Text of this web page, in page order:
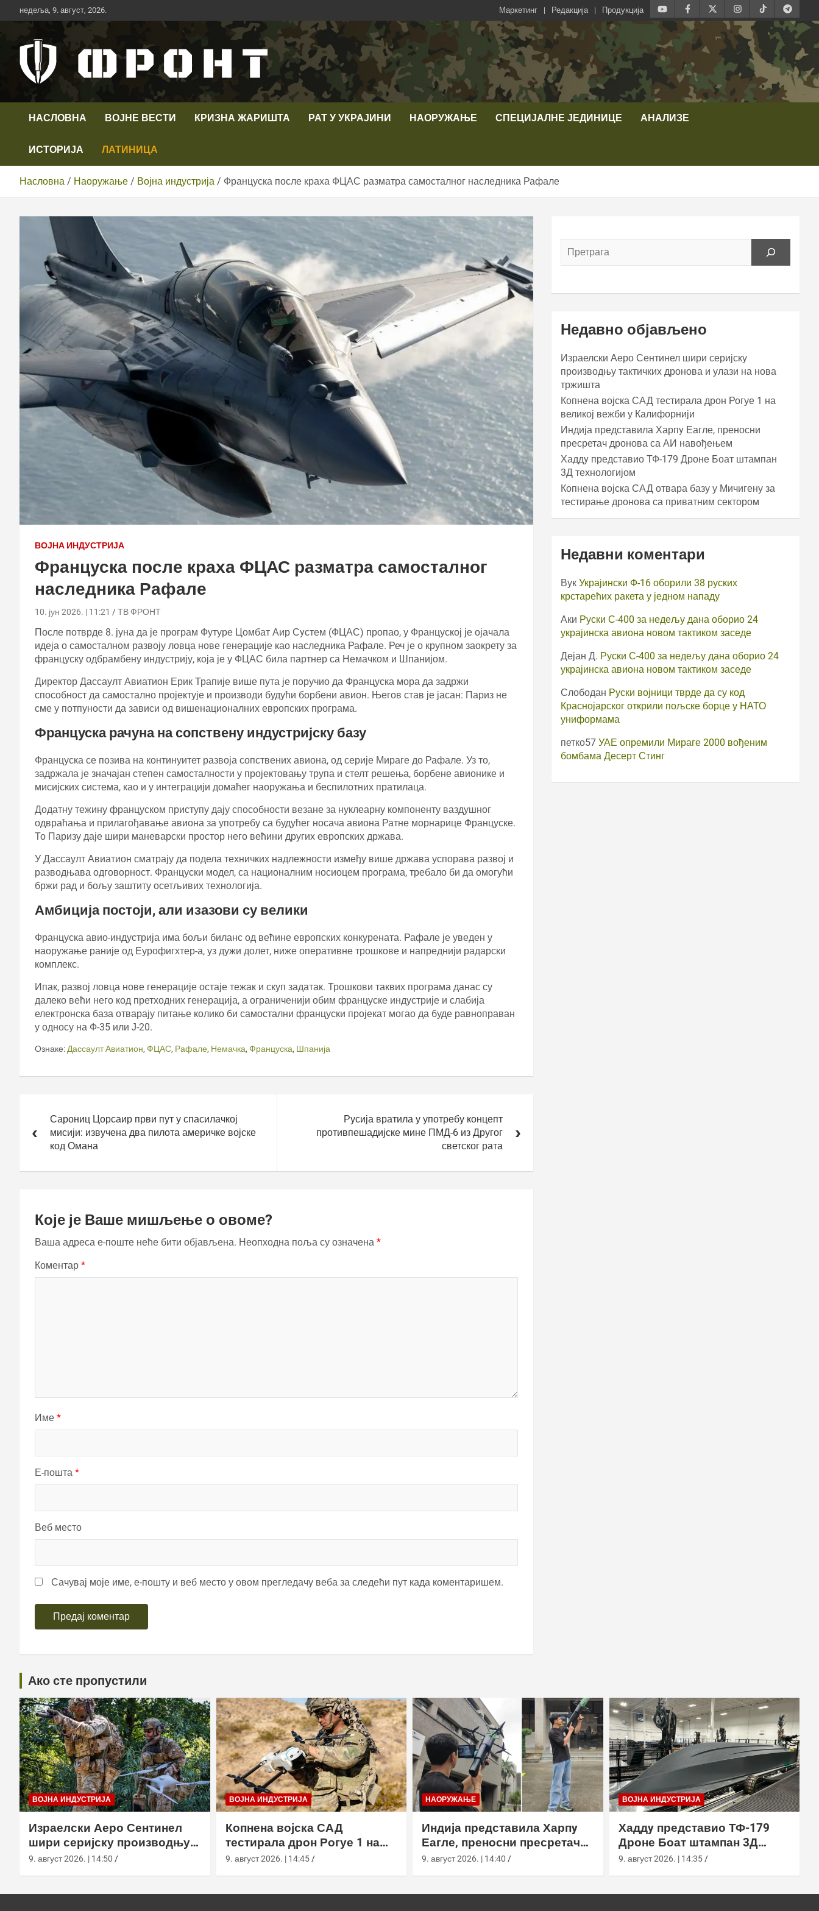
Скип
то
недеља, 9. август, 2026. Маркетинг Редакција Продукција
Телевизија ФРОНТ
НАСЛОВНА ВОЈНЕ ВЕСТИ КРИЗНА ЖАРИШТА РАТ У УКРАЈИНИ НАОРУЖАЊЕ СПЕЦИЈАЛНЕ ЈЕДИНИЦЕ АНАЛИЗЕ
ИСТОРИЈА ЛАТИНИЦА
Насловна Наоружање Војна индустрија Француска после краха ФЦАС разматра самосталног наследника Рафале
ВОЈНА ИНДУСТРИЈА
Француска после краха ФЦАС разматра самосталног
наследника Рафале
10. јун 2026. | 11:21 ТВ ФРОНТ
После потврде 8. јуна да је програм Футуре Цомбат Аир Сyстем (ФЦАС) пропао, у Француској је ојачала
идеја о самосталном развоју ловца нове генерације као наследника Рафале. Реч је о крупном заокрету за
француску одбрамбену индустрију, која је у ФЦАС била партнер са Немачком и Шпанијом.
Директор Дассаулт Авиатион Ерик Трапије више пута је поручио да Француска мора да задржи
способност да самостално пројектује и производи будући борбени авион. Његов став је јасан: Париз не
сме у потпуности да зависи од вишенационалних европских програма.
Француска рачуна на сопствену индустријску базу
Француска се позива на континуитет развоја сопствених авиона, од серије Мираге до Рафале. Уз то,
задржала је значајан степен самосталности у пројектовању трупа и стелт решења, борбене авионике и
мисијских система, као и у интеграцији домаћег наоружања и беспилотних пратилаца.
Додатну тежину француском приступу дају способности везане за нуклеарну компоненту ваздушног
одвраћања и прилагођавање авиона за употребу са будућег носача авиона Ратне морнарице Француске.
То Паризу даје шири маневарски простор него већини других европских држава.
У Дассаулт Авиатион сматрају да подела техничких надлежности између више држава успорава развој и
разводњава одговорност. Француски модел, са националним носиоцем програма, требало би да омогући
бржи рад и бољу заштиту осетљивих технологија.
Амбиција постоји, али изазови су велики
Француска авио-индустрија има бољи биланс од већине европских конкурената. Рафале је уведен у
наоружање раније од Еурофигхтер-а, уз дужи долет, ниже оперативне трошкове и напреднији радарски
комплекс.
Ипак, развој ловца нове генерације остаје тежак и скуп задатак. Трошкови таквих програма данас су
далеко већи него код претходних генерација, а ограниченији обим француске индустрије и слабија
електронска база отварају питање колико би самостални француски пројекат могао да буде равноправан
у односу на Ф-35 или Ј-20.
Ознаке: Дассаулт Авиатион, ФЦАС, Рафале, Немачка, Француска, Шпанија
чланкаСарониц Цорсаир први пут у спасилачкој
мисији: извучена два пилота америчке војске
код Омана
Русија вратила у употребу концепт
противпешадијске мине ПМД-6 из Другог
светског рата
Које је Ваше мишљење о овоме?
Ваша адреса е-поште неће бити објављена. Неопходна поља су означена *
Коментар *
Име *
Е-пошта *
Веб место
Сачувај моје име, е-пошту и веб место у овом прегледачу веба за следећи пут када коментаришем.
Недавно објављено
Израелски Аеро Сентинел шири серијску
производњу тактичких дронова и улази на нова
тржишта
Копнена војска САД тестирала дрон Рогуе 1 на
великој вежби у Калифорнији
Индија представила Харпy Еагле, преносни
пресретач дронова са АИ навођењем
Хаддy представио ТФ-179 Дроне Боат штампан
3Д технологијом
Копнена војска САД отвара базу у Мичигену за
тестирање дронова са приватним сектором
Недавни коментари
Вук Украјински Ф-16 оборили 38 руских
крстарећих ракета у једном нападу
Аки Руски С-400 за недељу дана оборио 24
украјинска авиона новом тактиком заседе
Дејан Д. Руски С-400 за недељу дана оборио 24
украјинска авиона новом тактиком заседе
Слободан Руски војници тврде да су код
Краснојарског открили пољске борце у НАТО
униформама
петко57 УАЕ опремили Мираге 2000 вођеним
бомбама Десерт Стинг
Ако сте пропустили
ВОЈНА ИНДУСТРИЈА
Израелски Аеро Сентинел
шири серијску производњу
тактичких дронова и улази
9. август 2026. | 14:50
ВОЈНА ИНДУСТРИЈА
Копнена војска САД
тестирала дрон Рогуе 1 на
великој вежби у
9. август 2026. | 14:45
НАОРУЖАЊЕ
Индија представила Харпy
Еагле, преносни пресретач
дронова са АИ навођењем
9. август 2026. | 14:40
ВОЈНА ИНДУСТРИЈА
Хаддy представио ТФ-179
Дроне Боат штампан 3Д
технологијом
9. август 2026. | 14:35